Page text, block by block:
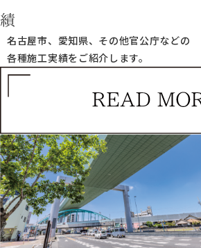
績
名古屋市、愛知県、その他官公庁などの
各種施工実績をご紹介します。